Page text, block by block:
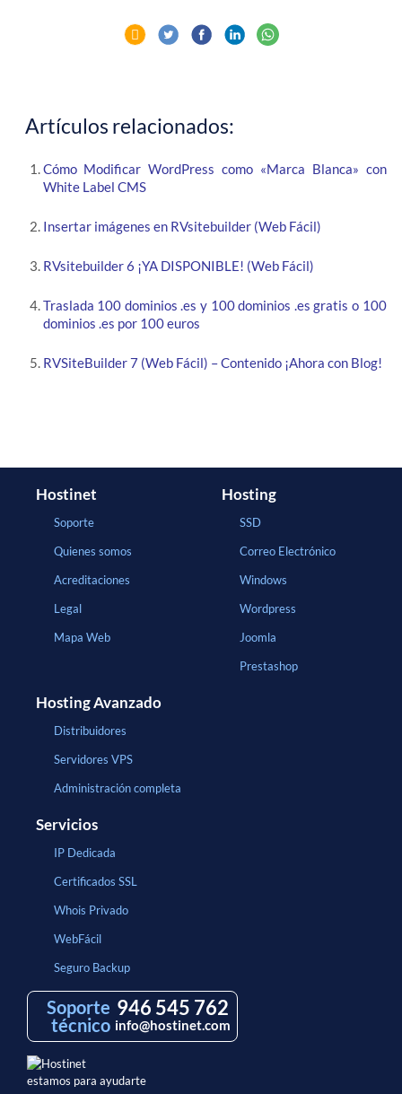
Artículos relacionados:
Cómo Modificar WordPress como «Marca Blanca» con
White Label CMS
Insertar imágenes en RVsitebuilder (Web Fácil)
RVsitebuilder 6 ¡YA DISPONIBLE! (Web Fácil)
Traslada 100 dominios .es y 100 dominios .es gratis o 100
dominios .es por 100 euros
RVSiteBuilder 7 (Web Fácil) – Contenido ¡Ahora con Blog!
Hostinet
Soporte
Quienes somos
Acreditaciones
Legal
Mapa Web
Hosting
SSD
Correo Electrónico
Windows
Wordpress
Joomla
Prestashop
Hosting Avanzado
Distribuidores
Servidores VPS
Administración completa
Servicios
IP Dedicada
Certificados SSL
Whois Privado
WebFácil
Seguro Backup
Soporte
técnico
946 545 762
info@hostinet.com
estamos para ayudarte